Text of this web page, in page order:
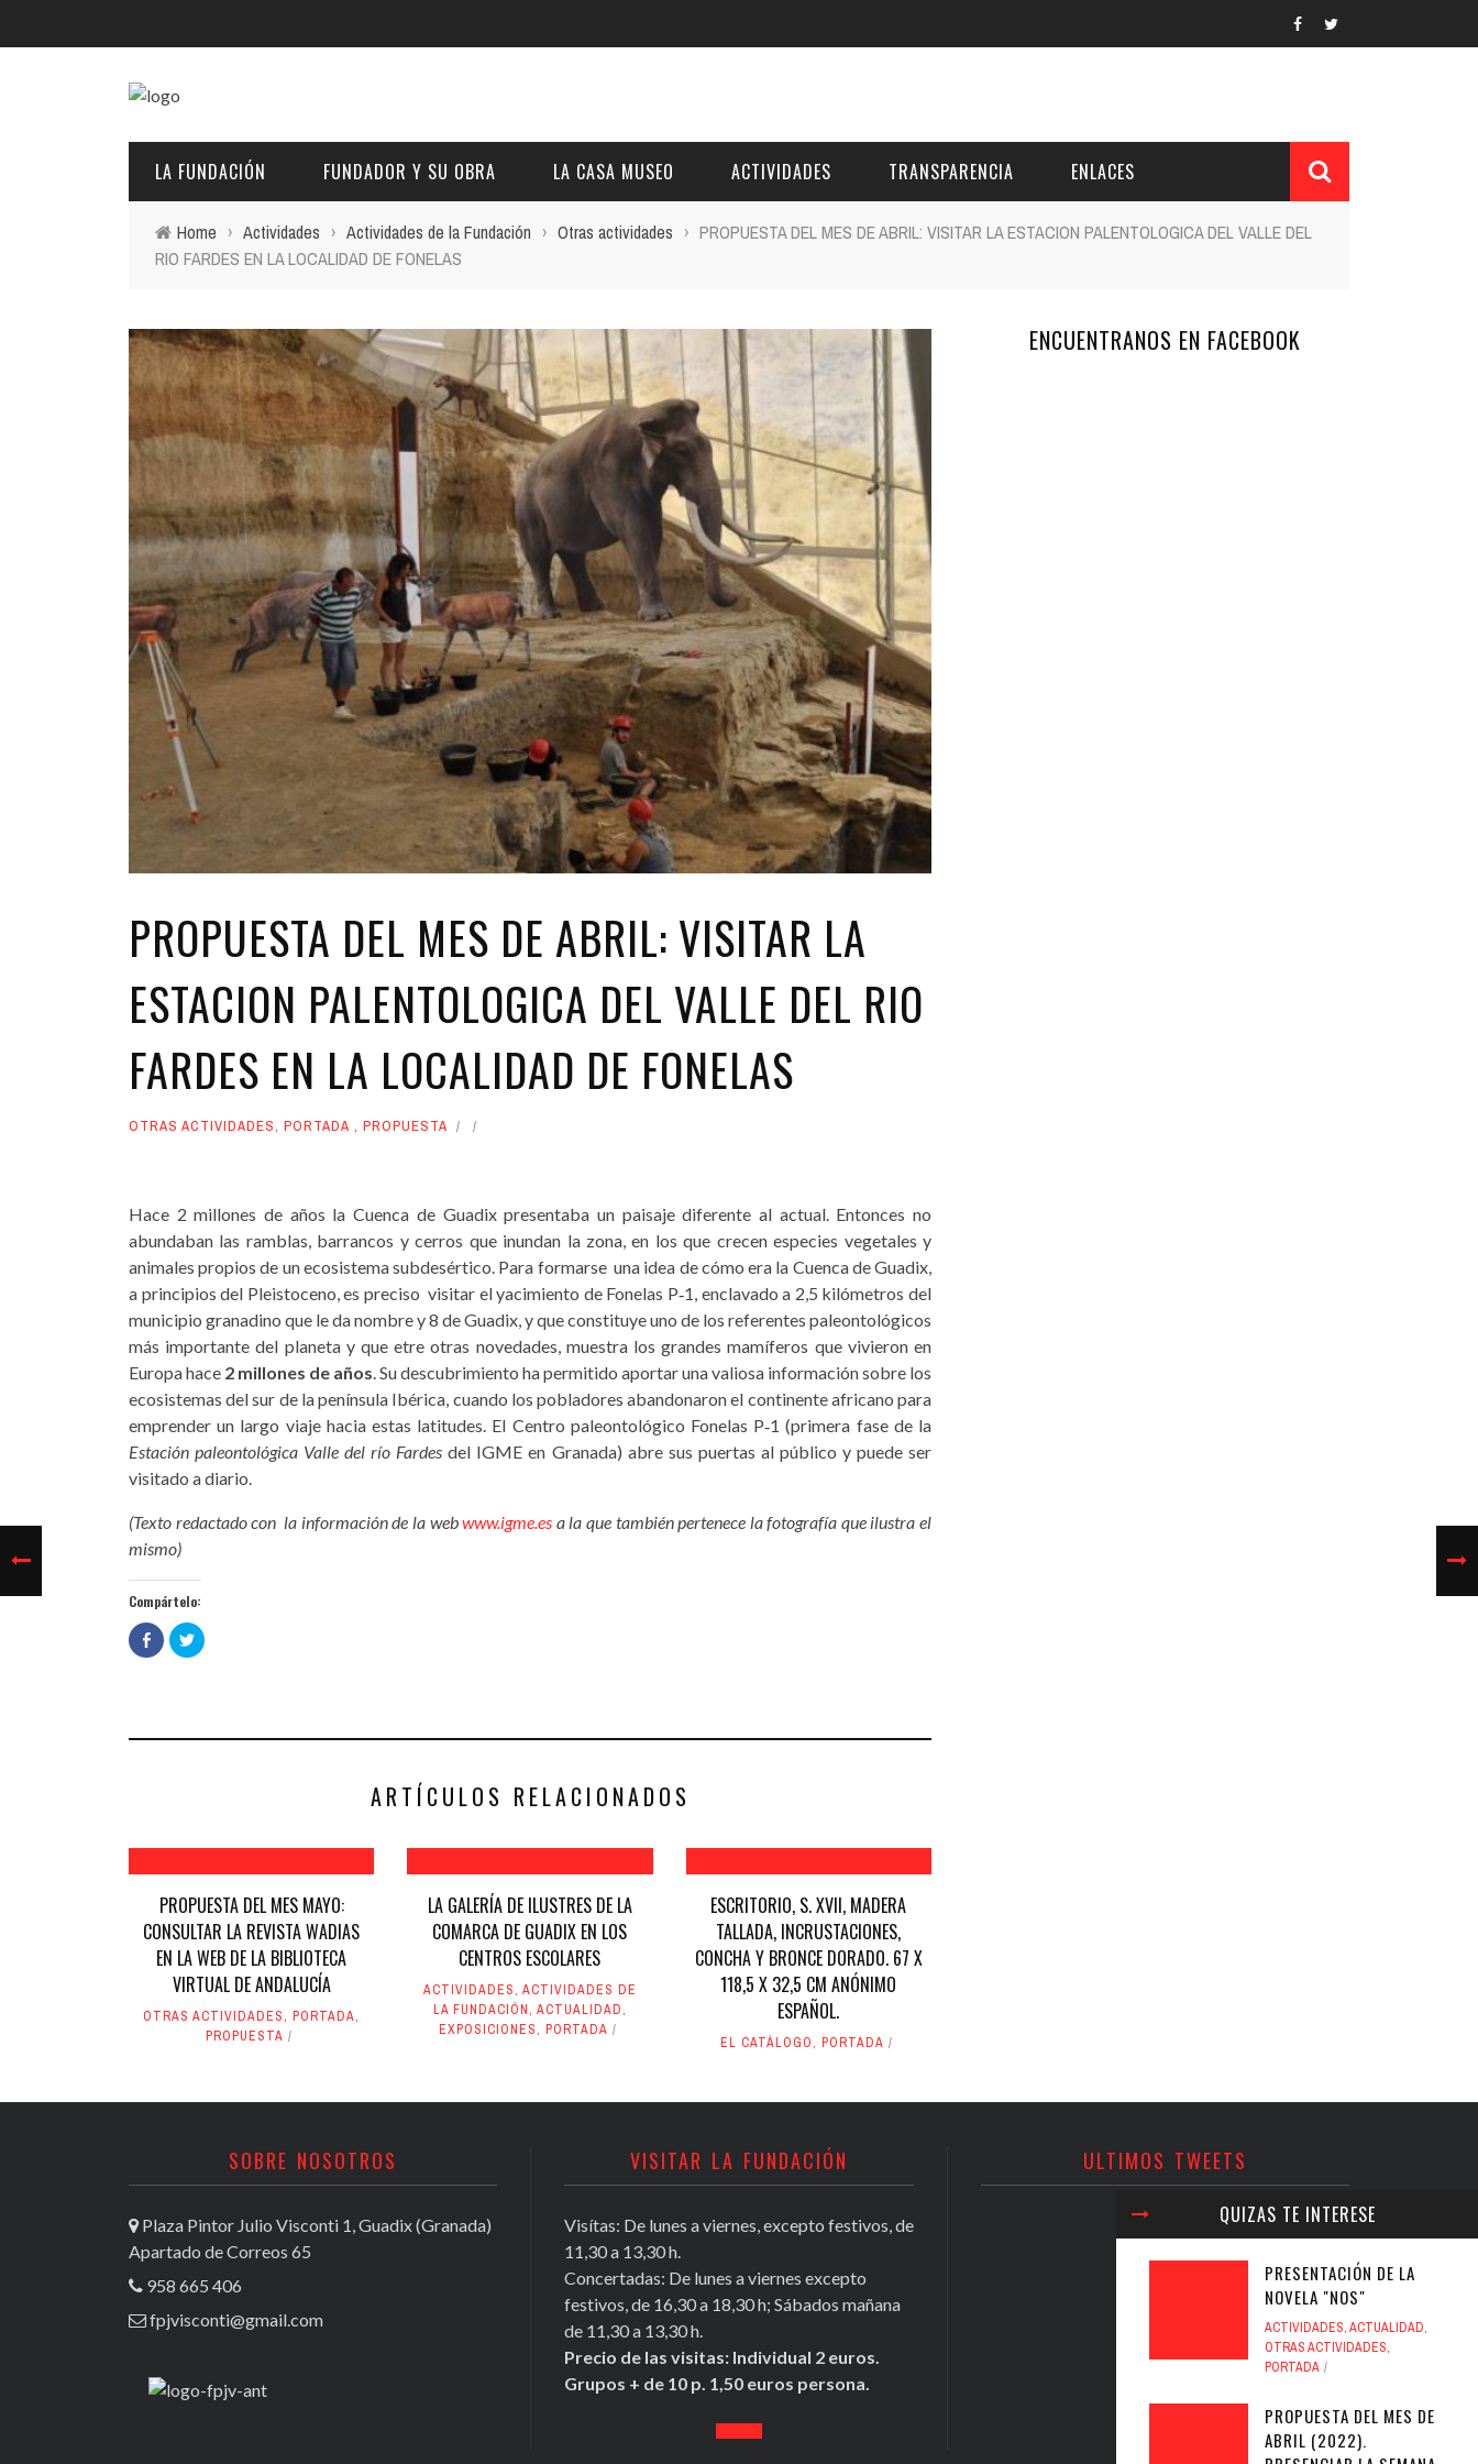
LA FUNDACIÓN
DESCRIPCIÓN Y CARACTERÍSTICAS
EL PATRONATO: COMPETENCIAS Y COMPOSICIÓN ACTUAL
FUNDADOR Y SU OBRA
BIOGRAFÍA
LA CASA MUSEO
GALERÍA
FOTOMONTAJES
ACTIVIDADES TRANSPARENCIA
PRESUPUESTO Y CUENTAS ANUALES
OTRA INFORMACIÓN DE INTERÉS
ENLACES
Home › Actividades › Actividades de la Fundación › Otras actividades › PROPUESTA DEL MES DE ABRIL: VISITAR LA ESTACION PALENTOLOGICA DEL VALLE DEL
RIO FARDES EN LA LOCALIDAD DE FONELAS
PROPUESTA DEL MES DE ABRIL: VISITAR LA
ESTACION PALENTOLOGICA DEL VALLE DEL RIO
FARDES EN LA LOCALIDAD DE FONELAS
OTRAS ACTIVIDADES, PORTADA , PROPUESTA
Hace 2 millones de años la Cuenca de Guadix presentaba un paisaje diferente al actual. Entonces no
abundaban las ramblas, barrancos y cerros que inundan la zona, en los que crecen especies vegetales y
animales propios de un ecosistema subdesértico. Para formarse una idea de cómo era la Cuenca de Guadix,
a principios del Pleistoceno, es preciso visitar el yacimiento de Fonelas P‐1, enclavado a 2,5 kilómetros del
municipio granadino que le da nombre y 8 de Guadix, y que constituye uno de los referentes paleontológicos
más importante del planeta y que etre otras novedades, muestra los grandes mamíferos que vivieron en
Europa hace 2 millones de años . Su descubrimiento ha permitido aportar una valiosa información sobre los
ecosistemas del sur de la península Ibérica, cuando los pobladores abandonaron el continente africano para
emprender un largo viaje hacia estas latitudes. El Centro paleontológico Fonelas P‐1 (primera fase de la
Estación paleontológica Valle del río Fardesdel IGME en Granada) abre sus puertas al público y puede ser
visitado a diario.
(Texto redactado con la información de la webwww.igme.es a la que también pertenece la fotografía que ilustra el
mismo)
Compártelo:
Haz
clic
para
en
Haz
clic
en
ARTÍCULOS RELACIONADOS
PROPUESTA DEL MES MAYO:
CONSULTAR LA REVISTA WADIAS
EN LA WEB DE LA BIBLIOTECA
VIRTUAL DE ANDALUCÍA
OTRAS ACTIVIDADES,PORTADA,
PROPUESTA
LA GALERÍA DE ILUSTRES DE LA
COMARCA DE GUADIX EN LOS
CENTROS ESCOLARES
ACTIVIDADES, ACTIVIDADES DE
LA FUNDACIÓN, ACTUALIDAD,
EXPOSICIONES, PORTADA
ESCRITORIO, S. XVII, MADERA
TALLADA, INCRUSTACIONES,
CONCHA Y BRONCE DORADO. 67 X
118,5 X 32,5 CM ANÓNIMO
ESPAÑOL.
EL CATÁLOGO, PORTADA
QUIZAS TE INTERESE
PRESENTACIÓN DE LA
NOVELA "NOS"
ACTIVIDADES,ACTUALIDAD,
OTRAS ACTIVIDADES,
PORTADA
PROPUESTA DEL MES DE
ABRIL (2022).
ENCUENTRANOS EN FACEBOOK
SOBRE NOSOTROS
Plaza Pintor Julio Visconti 1, Guadix (Granada)
Apartado de Correos 65
958 665 406
fpjvisconti@gmail.com
VISITAR LA FUNDACIÓN
Visítas: De lunes a viernes, excepto festivos, de
11,30 a 13,30 h.
Concertadas: De lunes a viernes excepto
festivos, de 16,30 a 18,30 h; Sábados mañana
de 11,30 a 13,30 h.
Precio de las visitas: Individual 2 euros.
Grupos + de 10 p. 1,50 euros persona.
ULTIMOS TWEETS